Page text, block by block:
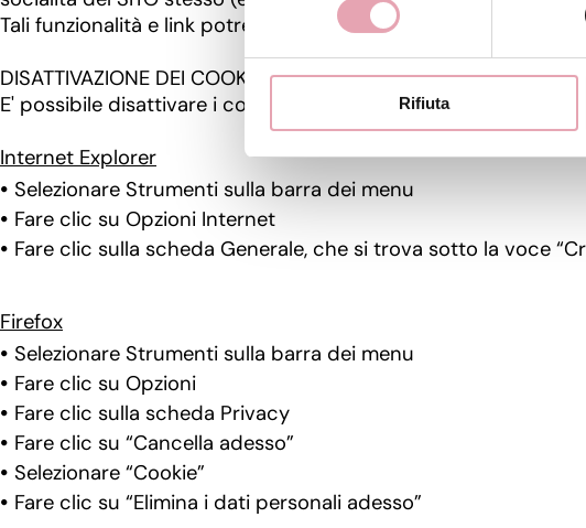
Rifiuta
Tali funzionalità e link potrebbero determinare l'utilizzo di
DISATTIVAZIONE DEI COOKIE SUI PIU' COMUNI BROWSER
E' possibile disattivare i cookie utilizzando le opzioni messe
Internet Explorer
Selezionare Strumenti sulla barra dei menu
Fare clic su Opzioni Internet
Fare clic sulla scheda Generale, che si trova sotto la voce
Firefox
Selezionare Strumenti sulla barra dei menu
Fare clic su Opzioni
Fare clic sulla scheda Privacy
Fare clic su “Cancella adesso”
Selezionare “Cookie”
Fare clic su “Elimina i dati personali adesso”